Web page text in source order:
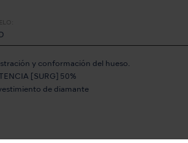
y conformación del hueso.
[SURG] 50%
de diamante